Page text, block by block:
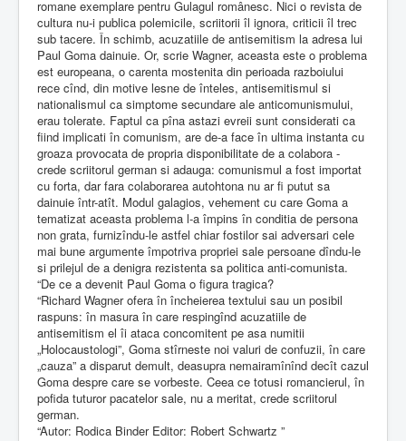
romane exemplare pentru Gulagul românesc. Nici o revista de
cultura nu-i publica polemicile, scriitorii îl ignora, criticii îl trec
sub tacere. În schimb, acuzatiile de antisemitism la adresa lui
Paul Goma dainuie. Or, scrie Wagner, aceasta este o problema
est europeana, o carenta mostenita din perioada razboiului
rece cînd, din motive lesne de înteles, antisemitismul si
nationalismul ca simptome secundare ale anticomunismului,
erau tolerate. Faptul ca pîna astazi evreii sunt considerati ca
fiind implicati în comunism, are de-a face în ultima instanta cu
groaza provocata de propria disponibilitate de a colabora -
crede scriitorul german si adauga: comunismul a fost importat
cu forta, dar fara colaborarea autohtona nu ar fi putut sa
dainuie într-atît. Modul galagios, vehement cu care Goma a
tematizat aceasta problema l-a împins în conditia de persona
non grata, furnizîndu-le astfel chiar fostilor sai adversari cele
mai bune argumente împotriva propriei sale persoane dîndu-le
si prilejul de a denigra rezistenta sa politica anti-comunista.
“De ce a devenit Paul Goma o figura tragica?
“Richard Wagner ofera în încheierea textului sau un posibil
raspuns: în masura în care respingînd acuzatiile de
antisemitism el îi ataca concomitent pe asa numitii
„Holocaustologi”, Goma stîrneste noi valuri de confuzii, în care
„cauza” a disparut demult, deasupra nemairamînînd decît cazul
Goma despre care se vorbeste. Ceea ce totusi romancierul, în
pofida tuturor pacatelor sale, nu a meritat, crede scriitorul
german.
“Autor: Rodica Binder Editor: Robert Schwartz ”